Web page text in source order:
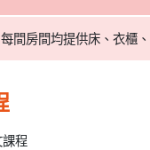
每間房間均提供床、衣櫃
課程